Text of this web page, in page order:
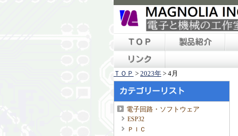
ＴＯＰ 製品紹介
リンク
ＴＯＰ > 2023年 > 4月
カテゴリーリスト
電子回路・ソフトウェア
ESP32
ＰＩＣ